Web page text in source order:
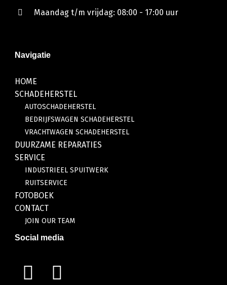
Maandag t/m vrijdag: 08:00 - 17:00 uur
Navigatie
HOME
SCHADEHERSTEL
AUTOSCHADEHERSTEL
BEDRIJFSWAGEN SCHADEHERSTEL
VRACHTWAGEN SCHADEHERSTEL
DUURZAME REPARATIES
SERVICE
INDUSTRIEEL SPUITWERK
RUITSERVICE
FOTOBOEK
CONTACT
JOIN OUR TEAM
Social media